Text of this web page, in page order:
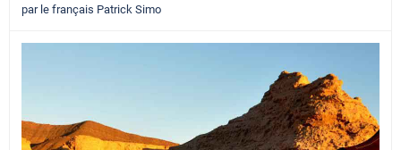
par le français Patrick Simo